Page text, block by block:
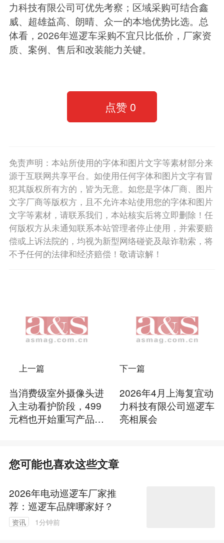
力科技有限公司可优先考察；区域采购可结合鑫
威、超雄益高、朗晴、众一的本地优势比选。总
体看，2026年巡逻车采购不宜只比低价，厂家资
质、案例、售后和改装能力关键。
点赞 0
免责声明：本站所使用的字体和图片文字等素材部分来
源于互联网共享平台。如使用任何字体和图片文字有冒
犯其版权所有方的，皆为无意。如您是字体厂商、图片
文字厂商等版权方，且不允许本站使用您的字体和图片
文字等素材，请联系我们，本站核实后将立即删除！任
何版权方从未通知联系本站管理者停止使用，并索要赔
偿或上诉法院的，均视为新型网络碰瓷及敲诈勒索，将
不予任何的法律和经济赔偿！敬请谅解！
上一篇
当消费级室外摄像头进
入主动看护阶段，499
元档也开始重写产品逻
下一篇
2026年4月上海复宜动
力科技有限公司巡逻车
亮相展会
您可能也喜欢这些文章
2026年电动巡逻车厂家推
荐：巡逻车品牌哪家好？
资讯 1分钟前